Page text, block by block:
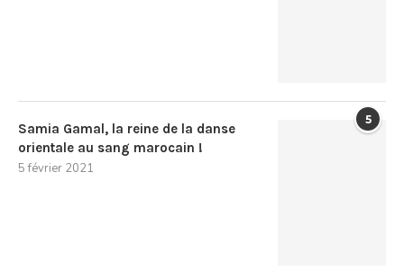
5
Samia Gamal, la reine de la danse
orientale au sang marocain !
5 février 2021